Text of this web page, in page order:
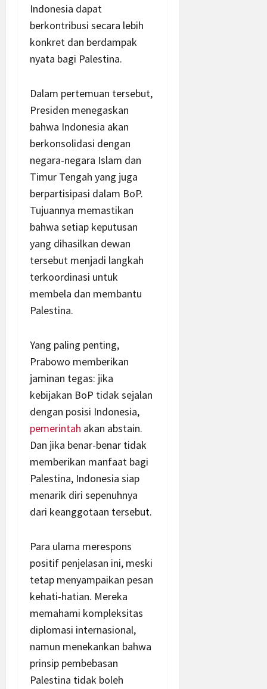
Indonesia dapat
berkontribusi secara lebih
konkret dan berdampak
nyata bagi Palestina.
Dalam pertemuan tersebut,
Presiden menegaskan
bahwa Indonesia akan
berkonsolidasi dengan
negara-negara Islam dan
Timur Tengah yang juga
berpartisipasi dalam BoP.
Tujuannya memastikan
bahwa setiap keputusan
yang dihasilkan dewan
tersebut menjadi langkah
terkoordinasi untuk
membela dan membantu
Palestina.
Yang paling penting,
Prabowo memberikan
jaminan tegas: jika
kebijakan BoP tidak sejalan
dengan posisi Indonesia,
pemerintah akan abstain.
Dan jika benar-benar tidak
memberikan manfaat bagi
Palestina, Indonesia siap
menarik diri sepenuhnya
dari keanggotaan tersebut.
Para ulama merespons
positif penjelasan ini, meski
tetap menyampaikan pesan
kehati-hatian. Mereka
memahami kompleksitas
diplomasi internasional,
namun menekankan bahwa
prinsip pembebasan
Palestina tidak boleh